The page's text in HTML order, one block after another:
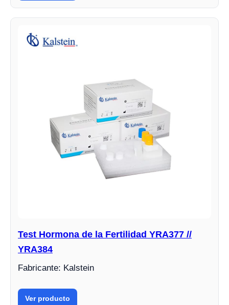
Test Hormona de la Fertilidad YRA377 //
YRA384
Fabricante: Kalstein
Ver producto